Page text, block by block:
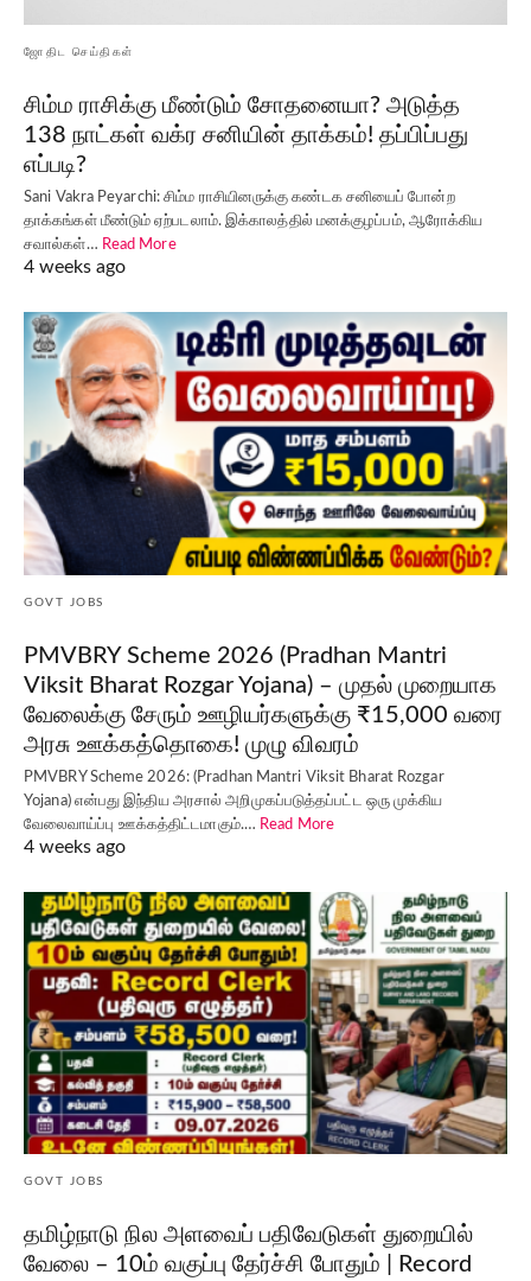
ஜோதிட செய்திகள்
சிம்ம ராசிக்கு மீண்டும் சோதனையா? அடுத்த
138 நாட்கள் வக்ர சனியின் தாக்கம்! தப்பிப்பது
எப்படி?
Sani Vakra Peyarchi: சிம்ம ராசியினருக்கு கண்டக சனியைப் போன்ற
தாக்கங்கள் மீண்டும் ஏற்படலாம். இக்காலத்தில் மனக்குழப்பம், ஆரோக்கிய
சவால்கள்… Read More
4 weeks ago
GOVT JOBS
PMVBRY Scheme 2026 (Pradhan Mantri
Viksit Bharat Rozgar Yojana) – முதல் முறையாக
வேலைக்கு சேரும் ஊழியர்களுக்கு ₹15,000 வரை
அரசு ஊக்கத்தொகை! முழு விவரம்
PMVBRY Scheme 2026: (Pradhan Mantri Viksit Bharat Rozgar
Yojana) என்பது இந்திய அரசால் அறிமுகப்படுத்தப்பட்ட ஒரு முக்கிய
வேலைவாய்ப்பு ஊக்கத்திட்டமாகும்.… Read More
4 weeks ago
GOVT JOBS
தமிழ்நாடு நில அளவைப் பதிவேடுகள் துறையில்
வேலை – 10ம் வகுப்பு தேர்ச்சி போதும் | Record